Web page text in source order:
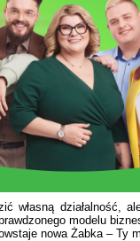
własną działalność,
modelu
nowa Żabka – Ty